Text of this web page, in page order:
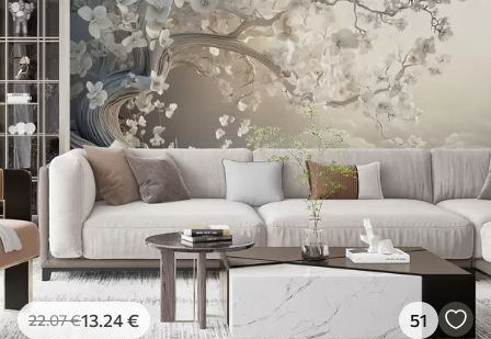
22.07€13 .24€ 51